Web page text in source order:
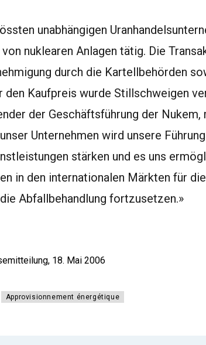
unabhängigen
nuklearen Anlagen tätig. Die
durch die Kartellbehörden
den Kaufpreis wurde Stillschweigen
der Geschäftsführung der Nukem,
Unternehmen wird unsere
stärken und es uns
in den internationalen Märkten für
Abfallbehandlung fortzusetzen.»
18. Mai 2006
Approvisionnement énergétique